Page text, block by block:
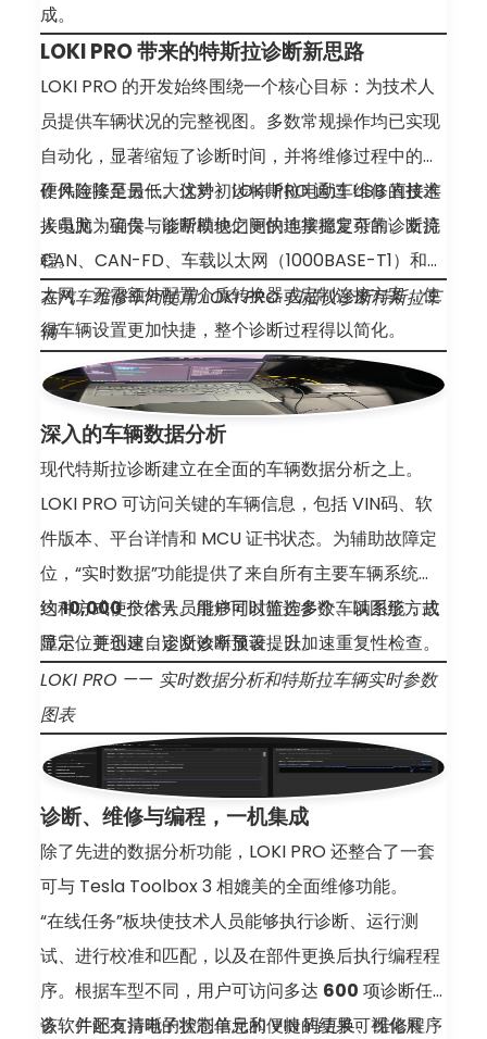
成。
LOKI PRO 带来的特斯拉诊断新思路
LOKI PRO 的开发始终围绕一个核心目标：为技术人
员提供车辆状况的完整视图。多数常规操作均已实现
自动化，显著缩短了诊断时间，并将维修过程中的操
作风险降至最低。这对初涉特斯拉电动车维修的技术
人员尤为宝贵，能帮助他们更快地掌握复杂的诊断流
程。
硬件连接是另一大优势。LOKI PRO 通过 USB 直接连
接电脑，确保与诊断模块之间的连接稳定可靠。支持
CAN、CAN-FD、车载以太网（1000BASE-T1）和以
太网，无需额外配置介质转换器或定制连接方案，使
得车辆设置更加快捷，整个诊断过程得以简化。
在汽车维修车间使用 LOKI PRO 扫描仪诊断特斯拉车
辆
深入的车辆数据分析
现代特斯拉诊断建立在全面的车辆数据分析之上。
LOKI PRO 可访问关键的车辆信息，包括 VIN码、软
件版本、平台详情和 MCU 证书状态。为辅助故障定
位，“实时数据”功能提供了来自所有主要车辆系统
约10,000个信号。用户可以筛选参数、以图形方式
显示，并创建自定义诊断预设，以加速重复性检查。
这种方式使技术人员能够同时监控多个车辆系统，故
障定位更迅速，诊断效率显著提升。
LOKI PRO —— 实时数据分析和特斯拉车辆实时参数
图表
诊断、维修与编程，一机集成
除了先进的数据分析功能，LOKI PRO 还整合了一套
可与 Tesla Toolbox 3 相媲美的全面维修功能。
“在线任务”板块使技术人员能够执行诊断、运行测
试、进行校准和匹配，以及在部件更换后执行编程程
序。根据车型不同，用户可访问多达 600 项诊断任
务，并配有清晰的状态信息和便捷的结果可视化展
该软件还支持电子控制单元的 VIN 码更换、维修程序